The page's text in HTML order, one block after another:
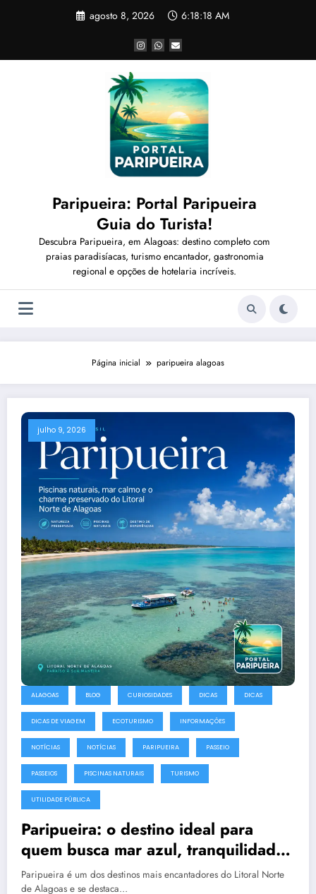
agosto 8, 2026 6:18:21 AM
Paripueira: Portal Paripueira
Guia do Turista!
Descubra Paripueira, em Alagoas: destino completo com
praias paradisíacas, turismo encantador, gastronomia
regional e opções de hotelaria incríveis.
Página inicial paripueira alagoas
julho 9, 2026
ALAGOAS BLOG CURIOSIDADES DICAS DICAS
DICAS DE VIAGEM ECOTURISMO INFORMAÇÕES
NOTÍCIAS NOTÍCIAS PARIPUEIRA PASSEIO
PASSEIOS PISCINAS NATURAIS TURISMO
UTILIDADE PÚBLICA
Paripueira: o destino ideal para
quem busca mar azul, tranquilidade
e beleza natural
Paripueira é um dos destinos mais encantadores do Litoral Norte
de Alagoas e se destaca…